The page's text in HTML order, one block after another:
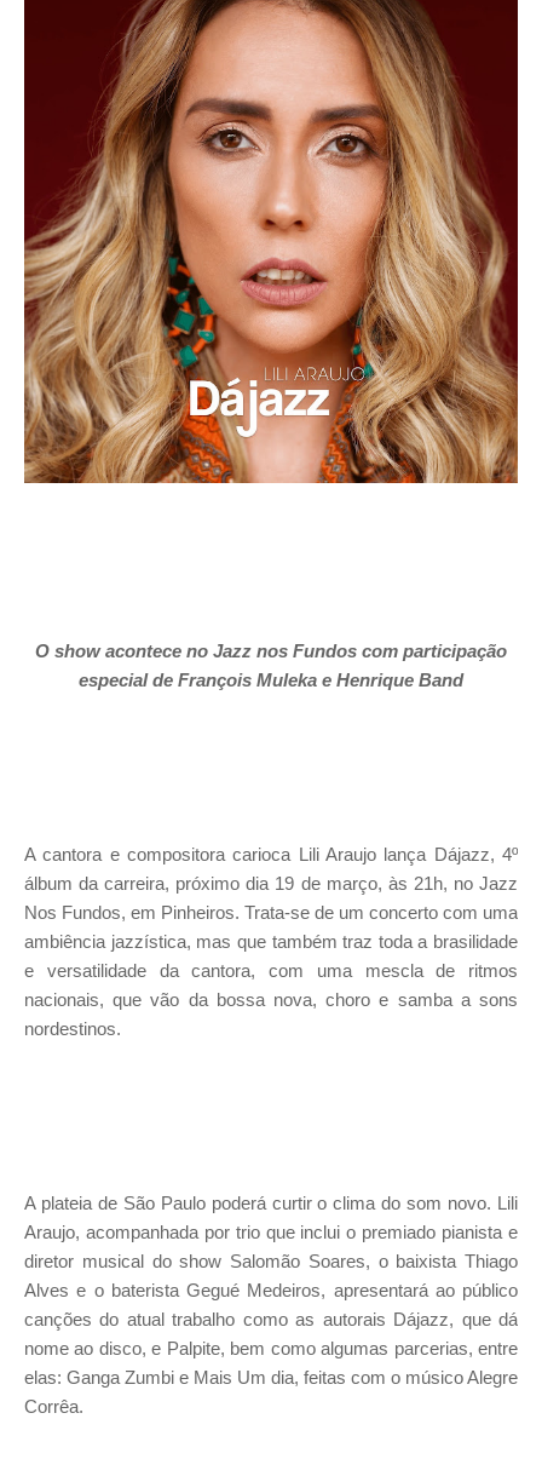
O show acontece no Jazz nos Fundos com participação
especial de François Muleka e Henrique Band
A cantora e compositora carioca Lili Araujo lança Dájazz, 4º
álbum da carreira, próximo dia 19 de março, às 21h, no Jazz
Nos Fundos, em Pinheiros. Trata-se de um concerto com uma
ambiência jazzística, mas que também traz toda a brasilidade
e versatilidade da cantora, com uma mescla de ritmos
nacionais, que vão da bossa nova, choro e samba a sons
nordestinos.
A plateia de São Paulo poderá curtir o clima do som novo. Lili
Araujo, acompanhada por trio que inclui o premiado pianista e
diretor musical do show Salomão Soares, o baixista Thiago
Alves e o baterista Gegué Medeiros, apresentará ao público
canções do atual trabalho como as autorais Dájazz, que dá
nome ao disco, e Palpite, bem como algumas parcerias, entre
elas: Ganga Zumbi e Mais Um dia, feitas com o músico Alegre
Corrêa.